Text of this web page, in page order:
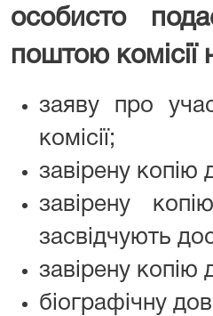
особисто
поштою комісії
заяву про
комісії;
завірену
завірену
засвідчують
завірену копію
біографічну